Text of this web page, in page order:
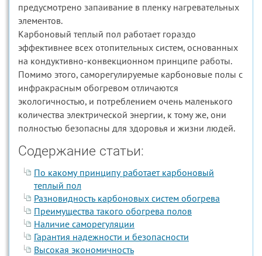
предусмотрено запаивание в пленку нагревательных
элементов.
Карбоновый теплый пол работает гораздо
эффективнее всех отопительных систем, основанных
на кондуктивно-конвекционном принципе работы.
Помимо этого, саморегулируемые карбоновые полы с
инфракрасным обогревом отличаются
экологичностью, и потреблением очень маленького
количества электрической энергии, к тому же, они
полностью безопасны для здоровья и жизни людей.
Содержание статьи:
По какому принципу работает карбоновый
теплый пол
Разновидность карбоновых систем обогрева
Преимущества такого обогрева полов
Наличие саморегуляции
Гарантия надежности и безопасности
Высокая экономичность